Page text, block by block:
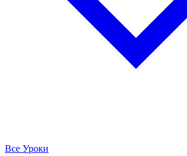
Все Уроки